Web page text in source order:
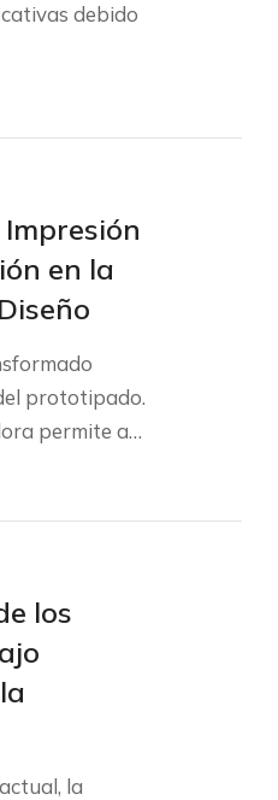
debido
en la
prototipado.
permite a…
los
la